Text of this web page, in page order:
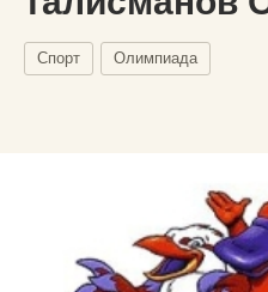
Спорт Олимпиада